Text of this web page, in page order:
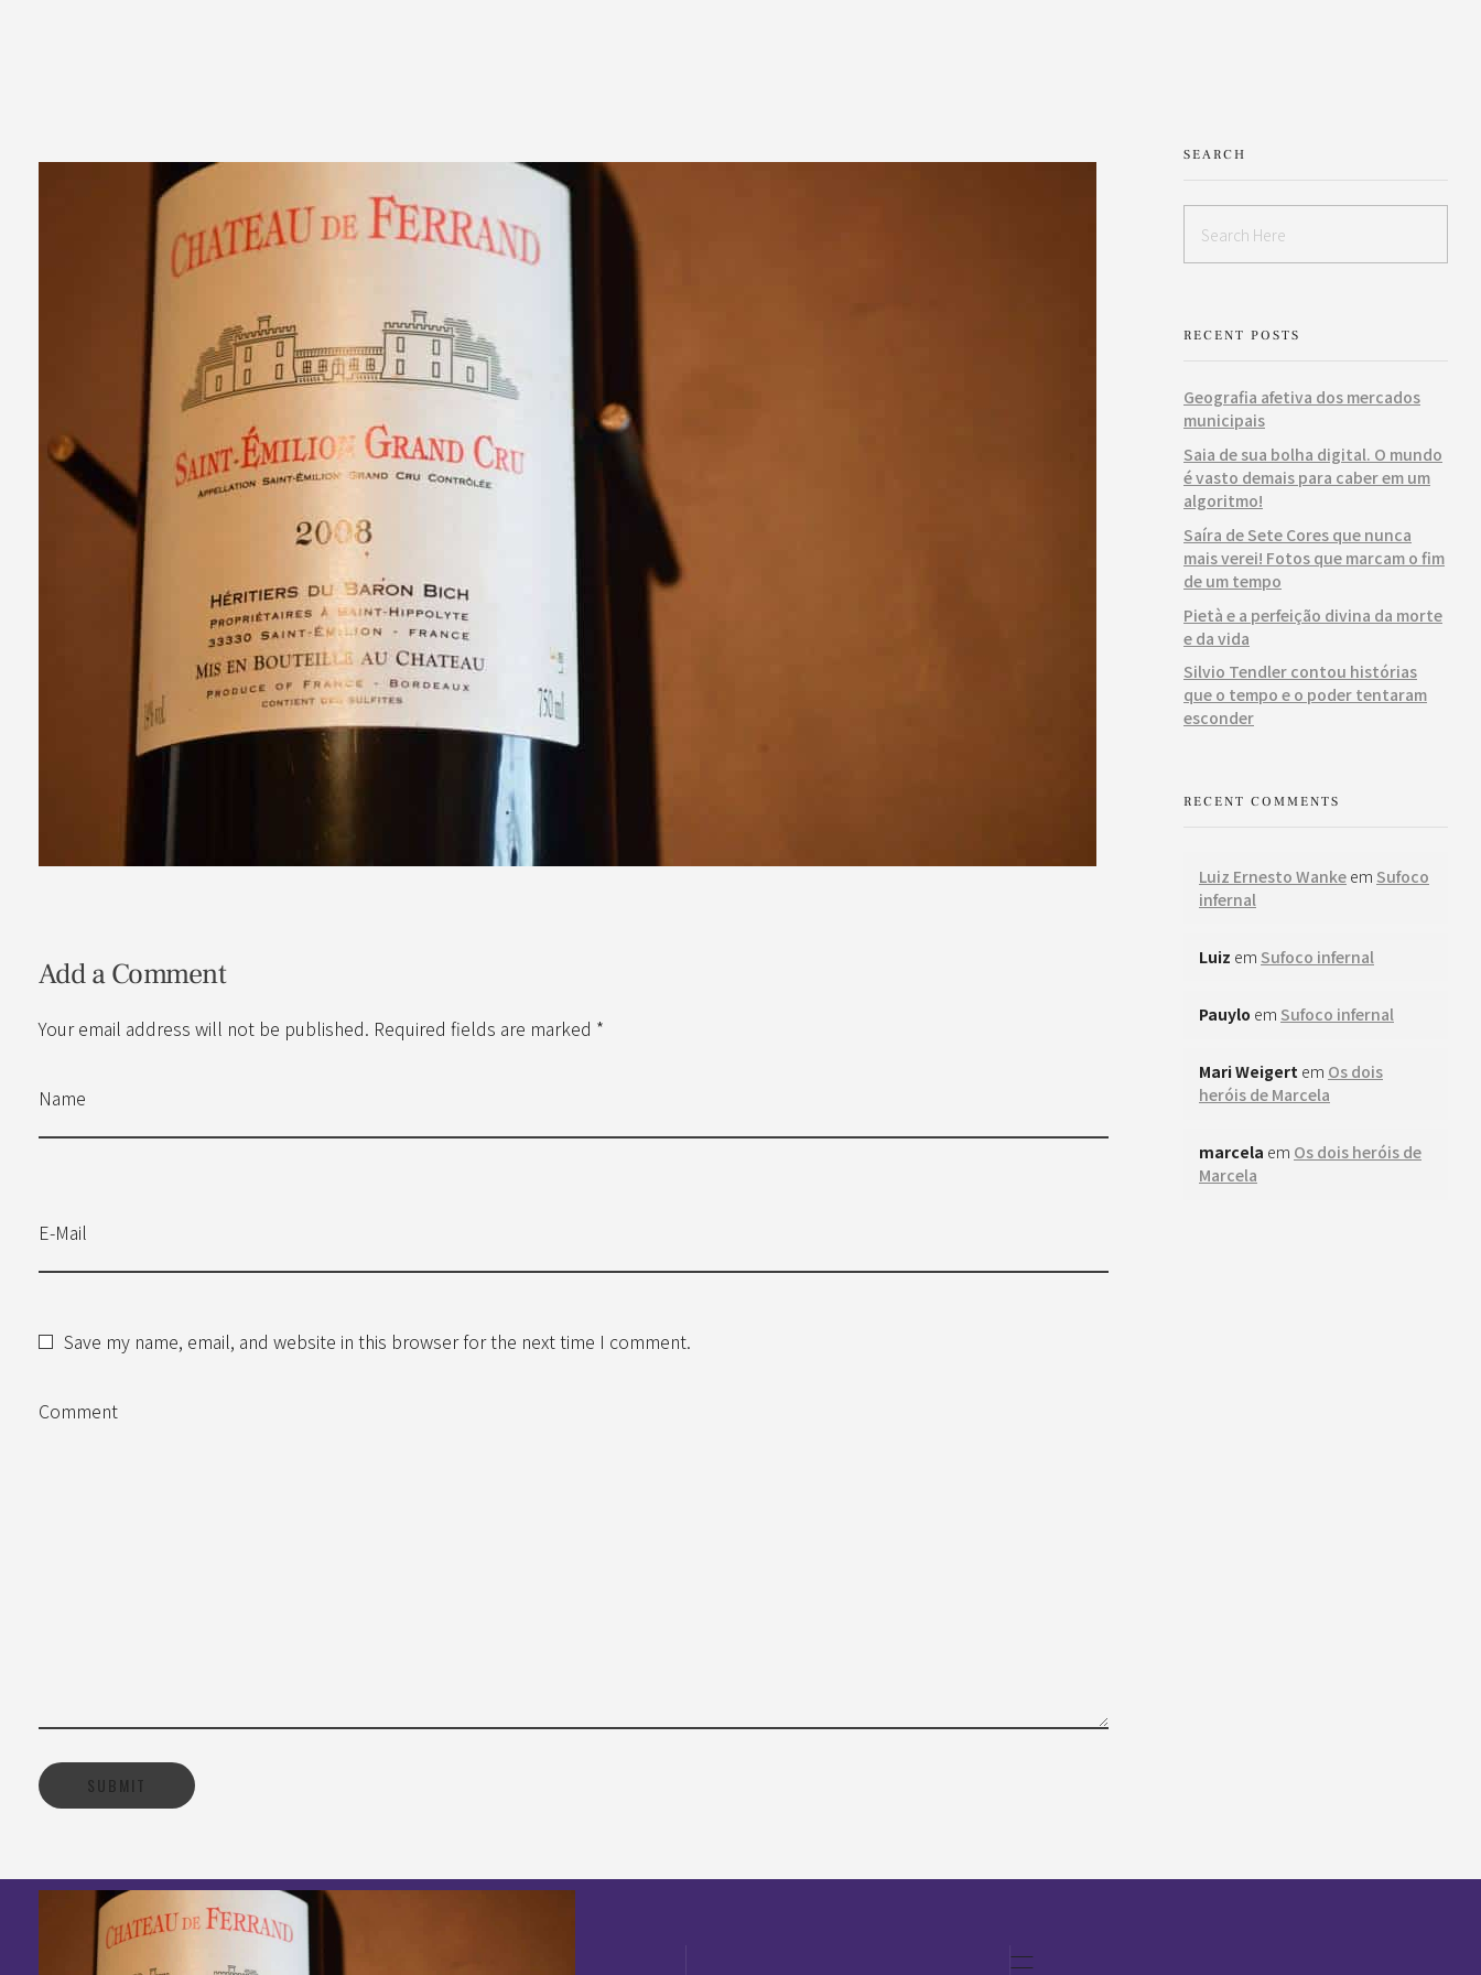
Add a Comment
Your email address will not be published. Required fields are marked *
Name
E-Mail
Save my name, email, and website in this browser for the next time I comment.
Comment
SEARCH
RECENT POSTS
Geografia afetiva dos mercados
municipais
Saia de sua bolha digital. O mundo
é vasto demais para caber em um
algoritmo!
Saíra de Sete Cores que nunca
mais verei! Fotos que marcam o fim
de um tempo
Pietà e a perfeição divina da morte
e da vida
Silvio Tendler contou histórias
que o tempo e o poder tentaram
esconder
RECENT COMMENTS
Luiz Ernesto Wanke em Sufoco
infernal
Luiz em Sufoco infernal
Pauylo em Sufoco infernal
Mari Weigert em Os dois
heróis de Marcela
marcela em Os dois heróis de
Marcela